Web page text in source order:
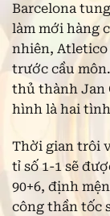
Barcelona
làm mới hàng
nhiên, Atletico
trước cầu
thủ thành Jan
hình là hai
Thời gian trôi
tỉ số 1-1 sẽ
90+6, định
công thần tốc